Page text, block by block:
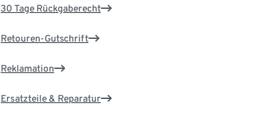
30 Tage Rückgaberecht
Retouren-Gutschrift
Reklamation
Ersatzteile & Reparatur